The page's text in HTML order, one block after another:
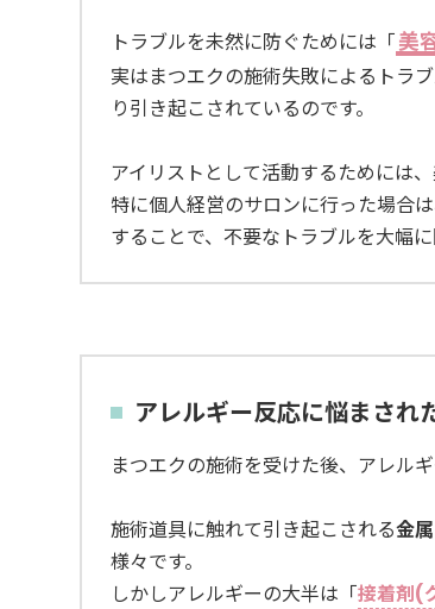
トラブルを未然に防ぐためには「美
実はまつエクの施術失敗によるトラ
り引き起こされているのです。
アイリストとして活動するためには
特に個人経営のサロンに行った場合
することで、不要なトラブルを大幅に
アレルギー反応に悩まされ
まつエクの施術を受けた後、アレル
施術道具に触れて引き起こされる金
様々です。
しかしアレルギーの大半は「接着剤(